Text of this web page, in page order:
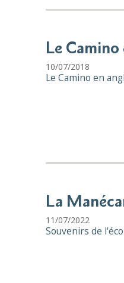
Le
10/07/2018
Le Camino en
La
11/07/2022
Souvenirs de